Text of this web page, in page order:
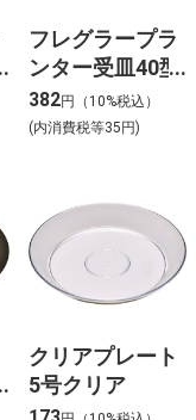
フレグラープラ
ンター受皿40型
ダークブラウン
382円（10%税込）
(内消費税等35円)
クリアプレート
5号クリア